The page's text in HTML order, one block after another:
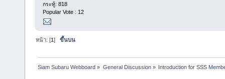
กระทู้: 818
Popular Vote : 12
หน้า: [1]ขึ้นบน
Siam Subaru Webboard » General Discussion» Introduction for SSS